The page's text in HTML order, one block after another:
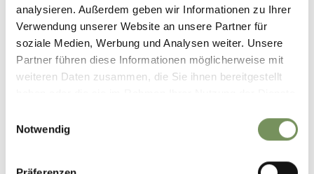
analysieren. Außerdem geben wir Informationen zu Ihrer
Verwendung unserer Website an unsere Partner für
soziale Medien, Werbung und Analysen weiter. Unsere
Partner führen diese Informationen möglicherweise mit
weiteren Daten zusammen, die Sie ihnen bereitgestellt
Notwendig